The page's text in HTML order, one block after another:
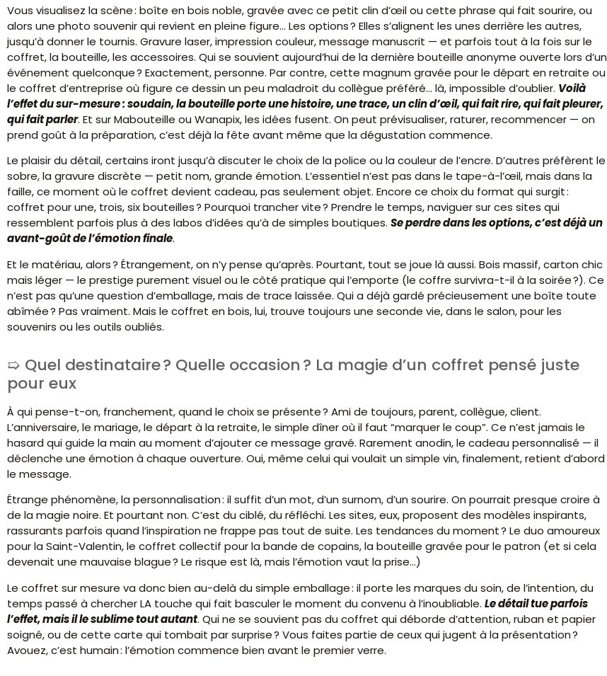
Vous visualisez la scène : boîte en bois noble, gravée avec ce petit clin d’œil ou cette phrase qui fait sourire, ou
alors une photo souvenir qui revient en pleine figure… Les options ? Elles s’alignent les unes derrière les autres,
jusqu’à donner le tournis. Gravure laser, impression couleur, message manuscrit — et parfois tout à la fois sur le
coffret, la bouteille, les accessoires. Qui se souvient aujourd’hui de la dernière bouteille anonyme ouverte lors d’un
événement quelconque ? Exactement, personne. Par contre, cette magnum gravée pour le départ en retraite ou
le coffret d’entreprise où figure ce dessin un peu maladroit du collègue préféré… là, impossible d’oublier. Voilà
l’effet du sur-mesure : soudain, la bouteille porte une histoire, une trace, un clin d’œil, qui fait rire, qui fait pleurer,
qui fait parler. Et sur Mabouteille ou Wanapix, les idées fusent. On peut prévisualiser, raturer, recommencer — on
prend goût à la préparation, c’est déjà la fête avant même que la dégustation commence.
Le plaisir du détail, certains iront jusqu’à discuter le choix de la police ou la couleur de l’encre. D’autres préfèrent le
sobre, la gravure discrète — petit nom, grande émotion. L’essentiel n’est pas dans le tape-à-l’œil, mais dans la
faille, ce moment où le coffret devient cadeau, pas seulement objet. Encore ce choix du format qui surgit :
coffret pour une, trois, six bouteilles ? Pourquoi trancher vite ? Prendre le temps, naviguer sur ces sites qui
ressemblent parfois plus à des labos d’idées qu’à de simples boutiques. Se perdre dans les options, c’est déjà un
avant-goût de l’émotion finale.
Et le matériau, alors ? Étrangement, on n’y pense qu’après. Pourtant, tout se joue là aussi. Bois massif, carton chic
mais léger — le prestige purement visuel ou le côté pratique qui l’emporte (le coffre survivra-t-il à la soirée ?). Ce
n’est pas qu’une question d’emballage, mais de trace laissée. Qui a déjà gardé précieusement une boîte toute
abîmée ? Pas vraiment. Mais le coffret en bois, lui, trouve toujours une seconde vie, dans le salon, pour les
souvenirs ou les outils oubliés.
Quel destinataire ? Quelle occasion ? La magie d’un coffret pensé juste
pour eux
À qui pense-t-on, franchement, quand le choix se présente ? Ami de toujours, parent, collègue, client.
L’anniversaire, le mariage, le départ à la retraite, le simple dîner où il faut “marquer le coup”. Ce n’est jamais le
hasard qui guide la main au moment d’ajouter ce message gravé. Rarement anodin, le cadeau personnalisé — il
déclenche une émotion à chaque ouverture. Oui, même celui qui voulait un simple vin, finalement, retient d’abord
le message.
Étrange phénomène, la personnalisation : il suffit d’un mot, d’un surnom, d’un sourire. On pourrait presque croire à
de la magie noire. Et pourtant non. C’est du ciblé, du réfléchi. Les sites, eux, proposent des modèles inspirants,
rassurants parfois quand l’inspiration ne frappe pas tout de suite. Les tendances du moment ? Le duo amoureux
pour la Saint-Valentin, le coffret collectif pour la bande de copains, la bouteille gravée pour le patron (et si cela
devenait une mauvaise blague ? Le risque est là, mais l’émotion vaut la prise…)
Le coffret sur mesure va donc bien au-delà du simple emballage : il porte les marques du soin, de l’intention, du
temps passé à chercher LA touche qui fait basculer le moment du convenu à l’inoubliable. Le détail tue parfois
l’effet, mais il le sublime tout autant. Qui ne se souvient pas du coffret qui déborde d’attention, ruban et papier
soigné, ou de cette carte qui tombait par surprise ? Vous faites partie de ceux qui jugent à la présentation ?
Avouez, c’est humain : l’émotion commence bien avant le premier verre.